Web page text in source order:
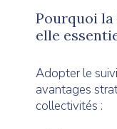
Pourquoi
elle
Adopter le
avantages
collectivités :